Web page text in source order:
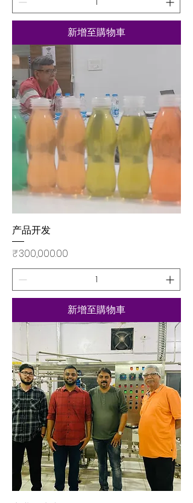
新增至購物車
产品开发
價格
₹300,000.00
新增至購物車